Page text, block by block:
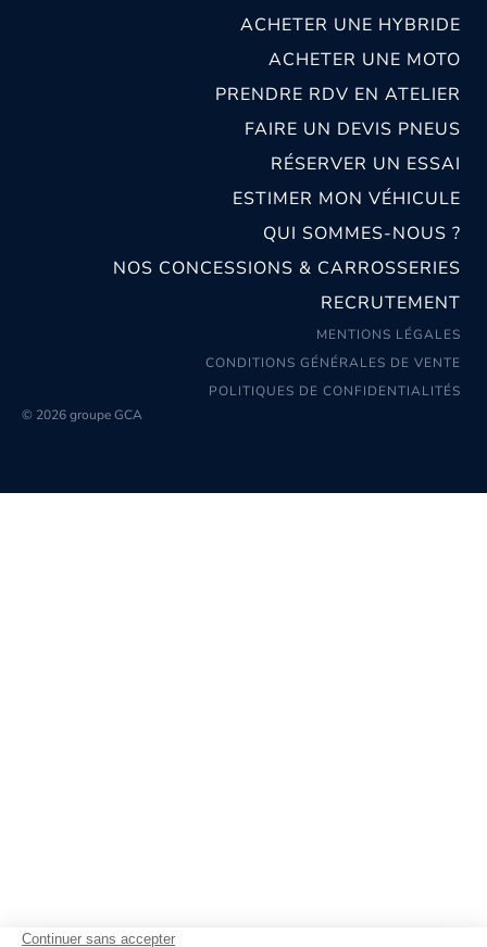
ACHETER UNE HYBRIDE
ACHETER UNE MOTO
PRENDRE RDV EN ATELIER
FAIRE UN DEVIS PNEUS
RÉSERVER UN ESSAI
ESTIMER MON VÉHICULE
QUI SOMMES-NOUS ?
NOS CONCESSIONS & CARROSSERIES
RECRUTEMENT
MENTIONS LÉGALES
CONDITIONS GÉNÉRALES DE VENTE
POLITIQUES DE CONFIDENTIALITÉS
© 2026 groupe GCA